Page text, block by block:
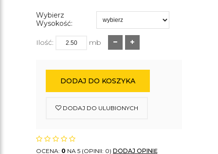
Wybierz
Wysokość:
Ilość: mb
DODAJ DO KOSZYKA
DODAJ DO ULUBIONYCH
OCENA: 0 NA 5 (OPINII: 0) DODAJ OPINIĘ